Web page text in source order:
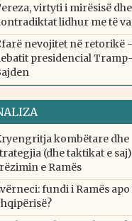
virtyti i mirësisë
lidhur me të
nevojitet në retorikë
presidencial Tramp-
kombëtare dhe
(dhe taktikat e
e Ramës
fundi i Ramës apo